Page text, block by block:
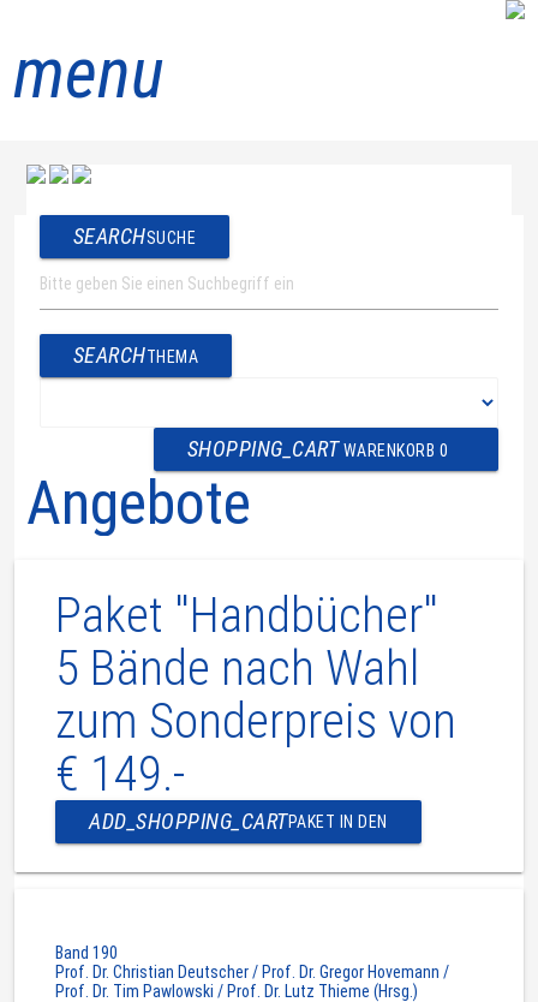
menu
SEARCHSUCHE
SEARCHTHEMA
SHOPPING_CART WARENKORB 0
Angebote
Paket "Handbücher"
5 Bände nach Wahl
zum Sonderpreis von
€ 149.-
ADD_SHOPPING_CARTPAKET IN DEN
Band 190
Prof. Dr. Christian Deutscher / Prof. Dr. Gregor Hovemann /
Prof. Dr. Tim Pawlowski / Prof. Dr. Lutz Thieme (Hrsg.)